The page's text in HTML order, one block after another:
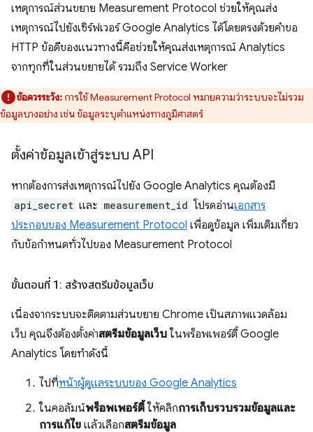
เหตุการณ์ส่วนขยาย Measurement Protocol ช่วยให้คุณส่ง
เหตุการณ์ไปยังเซิร์ฟเวอร์ Google Analytics ได้โดยตรงด้วยคำขอ
HTTP ข้อดีของแนวทางนี้คือช่วยให้คุณส่งเหตุการณ์ Analytics
จากทุกที่ในส่วนขยายได้ รวมถึง Service Worker
ข้อควรระวัง: การใช้ Measurement Protocol หมายความว่าระบบจะไม่รวม
ข้อมูลบางอย่าง เช่น ข้อมูลระบุตำแหน่งทางภูมิศาสตร์
ตั้งค่าข้อมูลเข้าสู่ระบบ API
หากต้องการส่งเหตุการณ์ไปยัง Google Analytics คุณต้องมี
api_secret และ measurement_id โปรดอ่านเอกสาร
ประกอบของ Measurement Protocol เพื่อดูข้อมูล เพิ่มเติมเกี่ยว
กับข้อกำหนดทั่วไปของ Measurement Protocol
ขั้นตอนที่ 1: สร้างสตรีมข้อมูลเว็บ
เนื่องจากระบบจะติดตามส่วนขยาย Chrome เป็นสภาพแวดล้อม
เว็บ คุณจึงต้องตั้งค่าสตรีมข้อมูลเว็บ ในพร็อพเพอร์ตี้ Google
Analytics โดยทำดังนี้
ไปที่หน้าผู้ดูแลระบบของ Google Analytics
ในคอลัมน์พร็อพเพอร์ตี้ ให้คลิกการเก็บรวบรวมข้อมูลและ
การแก้ไข แล้วเลือกสตรีมข้อมูล